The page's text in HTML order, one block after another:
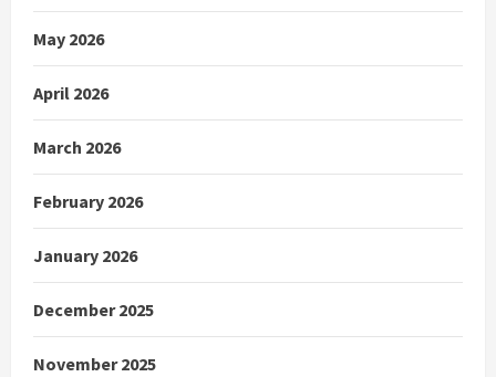
May 2026
April 2026
March 2026
February 2026
January 2026
December 2025
November 2025